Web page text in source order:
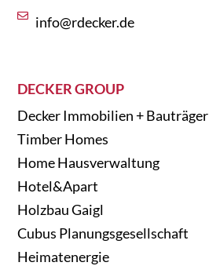
info@rdecker.de
DECKER GROUP
Decker Immobilien + Bauträger
Timber Homes
Home Hausverwaltung
Hotel&Apart
Holzbau Gaigl
Cubus Planungsgesellschaft
Heimatenergie